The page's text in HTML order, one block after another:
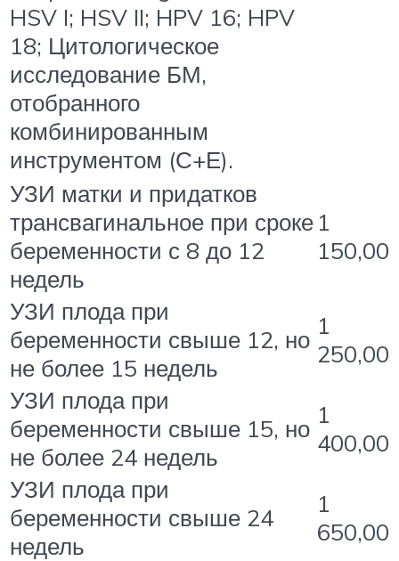
HSV I; HSV II; HPV 16; HPV
18; Цитологическое
исследование БМ,
отобранного
комбинированным
инструментом (С+Е).
УЗИ матки и придатков
трансвагинальное при сроке
беременности с 8 до 12
недель
1
150,00
УЗИ плода при
беременности свыше 12, но
не более 15 недель
1
250,00
УЗИ плода при
беременности свыше 15, но
не более 24 недель
1
400,00
УЗИ плода при
беременности свыше 24
недель
1
650,00